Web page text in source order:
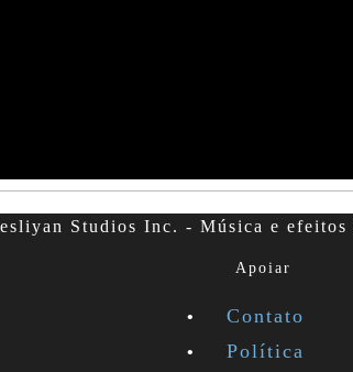
Studios Inc. - Música e efeitos
Apoiar
Contato
Política